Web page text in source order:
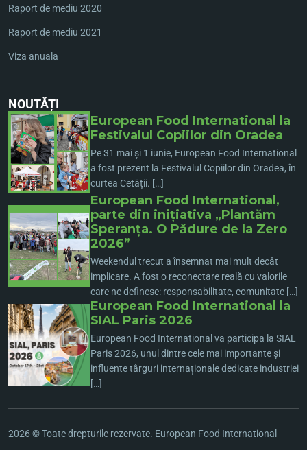
Raport de mediu 2020
Raport de mediu 2021
Viza anuala
NOUTĂȚI
European Food International la
Festivalul Copiilor din Oradea
Pe 31 mai și 1 iunie, European Food International
a fost prezent la Festivalul Copiilor din Oradea, în
curtea Cetății. […]
European Food International,
parte din inițiativa „Plantăm
Speranța. O Pădure de la Zero
2026”
Weekendul trecut a însemnat mai mult decât
implicare. A fost o reconectare reală cu valorile
care ne definesc: responsabilitate, comunitate […]
European Food International la
SIAL Paris 2026
European Food International va participa la SIAL
Paris 2026, unul dintre cele mai importante și
influente târguri internaționale dedicate industriei
[…]
2026 © Toate drepturile rezervate. European Food International